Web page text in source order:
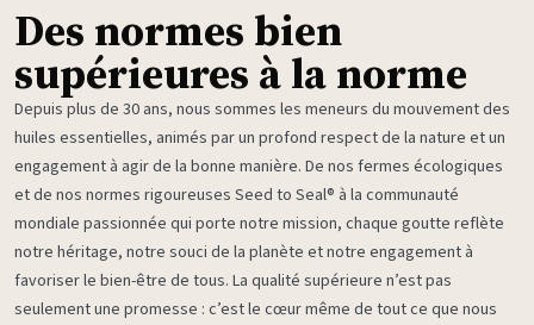
Des normes bien
supérieures à la norme
Depuis plus de 30 ans, nous sommes les meneurs du mouvement des
huiles essentielles, animés par un profond respect de la nature et un
engagement à agir de la bonne manière. De nos fermes écologiques
et de nos normes rigoureuses Seed to Seal® à la communauté
mondiale passionnée qui porte notre mission, chaque goutte reflète
notre héritage, notre souci de la planète et notre engagement à
favoriser le bien-être de tous. La qualité supérieure n’est pas
seulement une promesse : c’est le cœur même de tout ce que nous